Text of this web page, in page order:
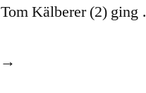
Kälberer (2)